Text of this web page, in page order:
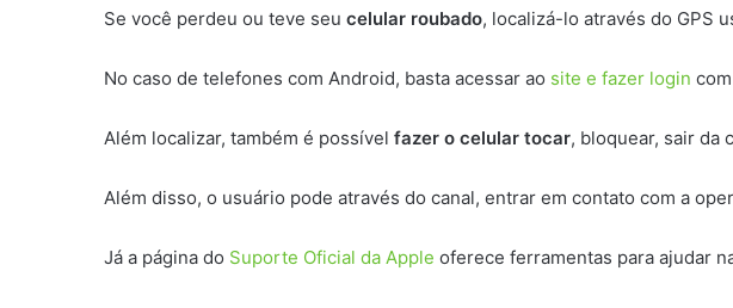
Se você perdeu ou teve seu celular roubado, localizá-lo através do GPS
No caso de telefones com Android, basta acessar ao site e fazer login
Além localizar, também é possível fazer o celular tocar, bloquear, sair da
Além disso, o usuário pode através do canal, entrar em contato com a
Já a página do Suporte Oficial da Apple oferece ferramentas para ajudar